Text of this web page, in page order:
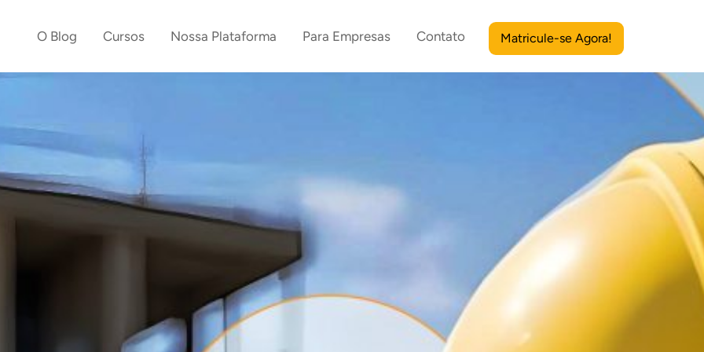
Matricule-se Agora!
O Blog Cursos Nossa Plataforma Para Empresas Contato